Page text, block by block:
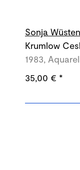
Sonja Wüsten
Krumlow
1983,
35,00 € *